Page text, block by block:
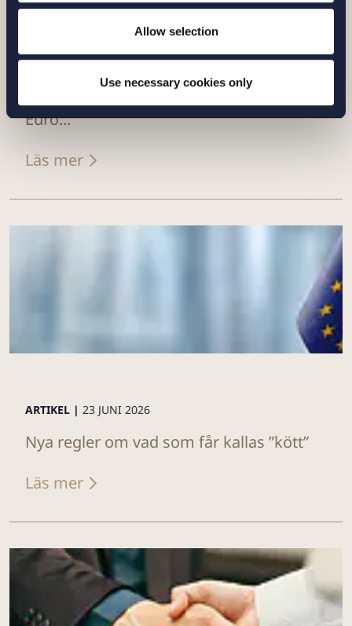
Allow selection
Use necessary cookies only
plattform för förnyelsebar energi till
Euro...
Läs mer
ARTIKEL | 23 JUNI 2026
Nya regler om vad som får kallas ”kött”
Läs mer